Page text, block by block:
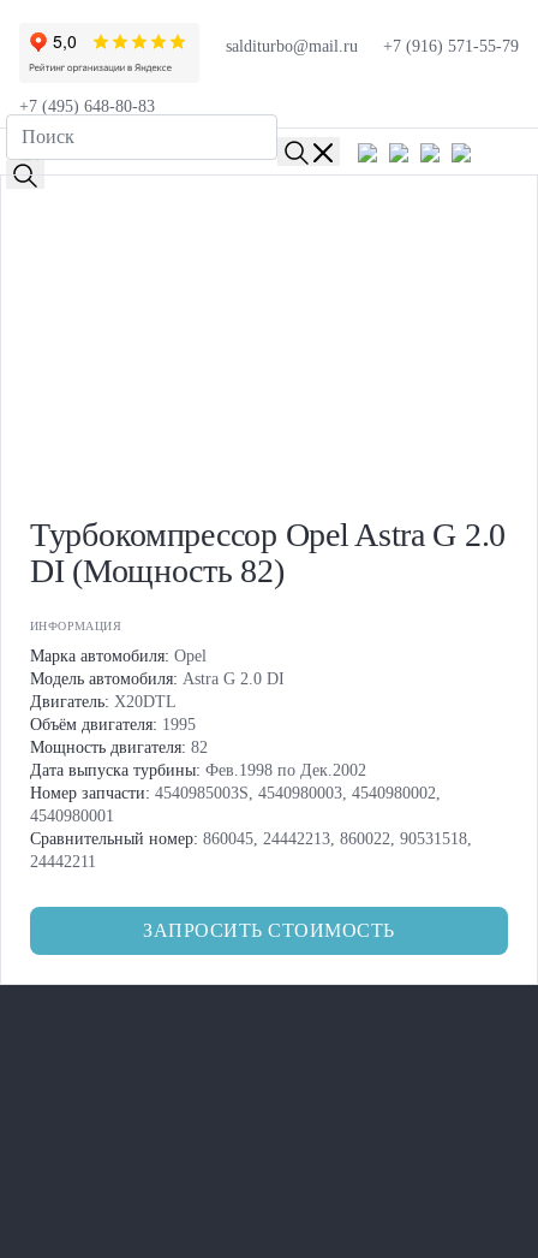
salditurbo@mail.ru +7 (916) 571-55-79
+7 (495) 648-80-83
Турбокомпрессор Opel Astra G 2.0
DI (Мощность 82)
ИНФОРМАЦИЯ
Марка автомобиля: Opel
Модель автомобиля: Astra G 2.0 DI
Двигатель: X20DTL
Объём двигателя: 1995
Мощность двигателя: 82
Дата выпуска турбины: Фев.1998 по Дек.2002
Номер запчасти: 4540985003S, 4540980003, 4540980002,
4540980001
Сравнительный номер: 860045, 24442213, 860022, 90531518,
24442211
ЗАПРОСИТЬ СТОИМОСТЬ